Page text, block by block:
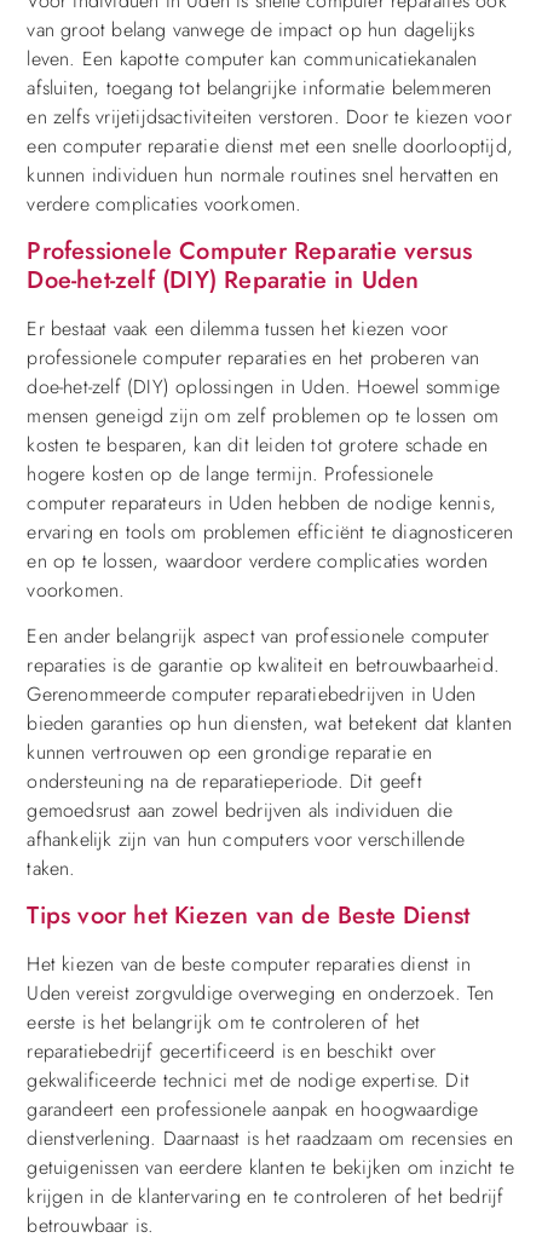
van groot belang vanwege de impact op hun dagelijks
leven. Een kapotte computer kan communicatiekanalen
afsluiten, toegang tot belangrijke informatie belemmeren
en zelfs vrijetijdsactiviteiten verstoren. Door te kiezen voor
een computer reparatie dienst met een snelle doorlooptijd,
kunnen individuen hun normale routines snel hervatten en
verdere complicaties voorkomen.
Professionele Computer Reparatie versus
Doe-het-zelf (DIY) Reparatie in Uden
Er bestaat vaak een dilemma tussen het kiezen voor
professionele computer reparaties en het proberen van
doe-het-zelf (DIY) oplossingen in Uden. Hoewel sommige
mensen geneigd zijn om zelf problemen op te lossen om
kosten te besparen, kan dit leiden tot grotere schade en
hogere kosten op de lange termijn. Professionele
computer reparateurs in Uden hebben de nodige kennis,
ervaring en tools om problemen efficiënt te diagnosticeren
en op te lossen, waardoor verdere complicaties worden
voorkomen.
Een ander belangrijk aspect van professionele computer
reparaties is de garantie op kwaliteit en betrouwbaarheid.
Gerenommeerde computer reparatiebedrijven in Uden
bieden garanties op hun diensten, wat betekent dat klanten
kunnen vertrouwen op een grondige reparatie en
ondersteuning na de reparatieperiode. Dit geeft
gemoedsrust aan zowel bedrijven als individuen die
afhankelijk zijn van hun computers voor verschillende
taken.
Tips voor het Kiezen van de Beste Dienst
Het kiezen van de beste computer reparaties dienst in
Uden vereist zorgvuldige overweging en onderzoek. Ten
eerste is het belangrijk om te controleren of het
reparatiebedrijf gecertificeerd is en beschikt over
gekwalificeerde technici met de nodige expertise. Dit
garandeert een professionele aanpak en hoogwaardige
dienstverlening. Daarnaast is het raadzaam om recensies en
getuigenissen van eerdere klanten te bekijken om inzicht te
krijgen in de klantervaring en te controleren of het bedrijf
betrouwbaar is.